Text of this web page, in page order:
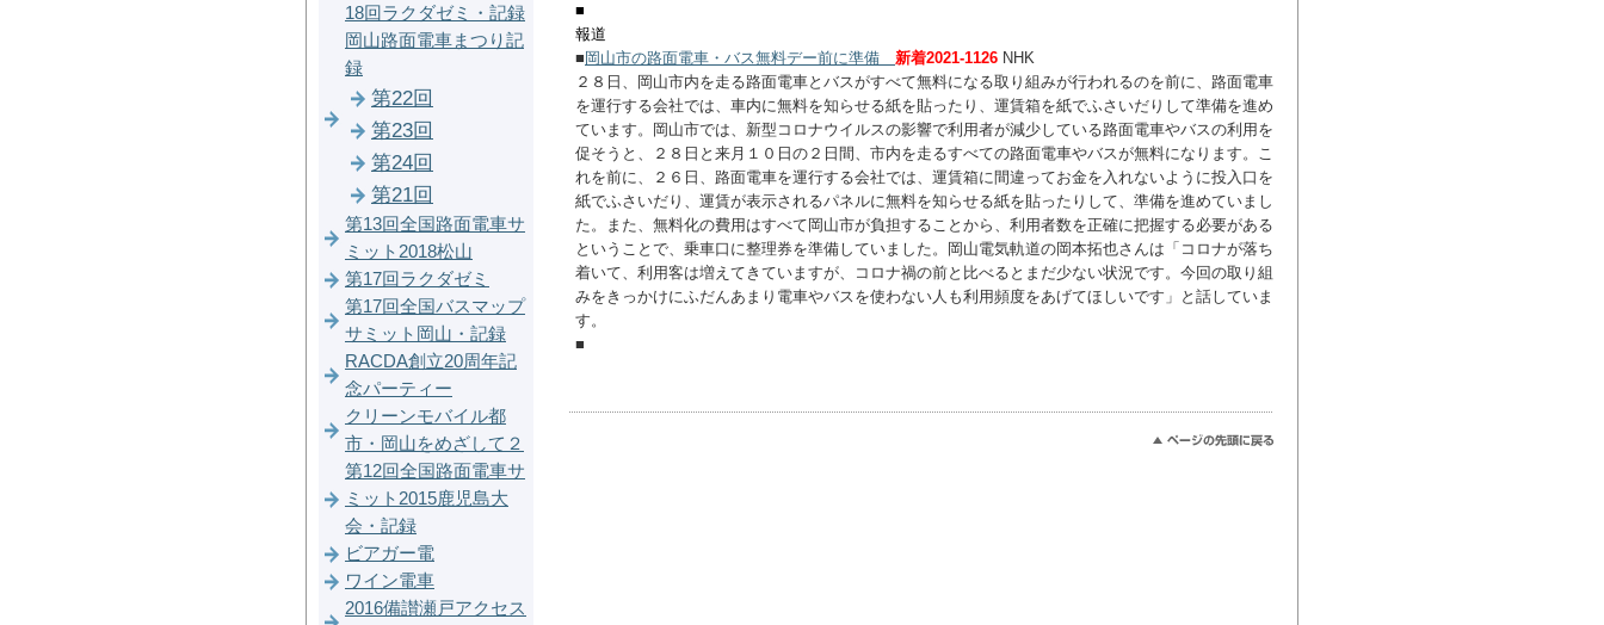
■
報道
■ 岡山市の路面電車・バス無料デー前に準備 新着2021-1126 NHK
２８日、岡山市内を走る路面電車とバスがすべて無料になる取り組みが行われるのを前に、路面電車
を運行する会社では、車内に無料を知らせる紙を貼ったり、運賃箱を紙でふさいだりして準備を進め
ています。岡山市では、新型コロナウイルスの影響で利用者が減少している路面電車やバスの利用を
促そうと、２８日と来月１０日の２日間、市内を走るすべての路面電車やバスが無料になります。こ
れを前に、２６日、路面電車を運行する会社では、運賃箱に間違ってお金を入れないように投入口を
紙でふさいだり、運賃が表示されるパネルに無料を知らせる紙を貼ったりして、準備を進めていまし
た。また、無料化の費用はすべて岡山市が負担することから、利用者数を正確に把握する必要がある
ということで、乗車口に整理券を準備していました。岡山電気軌道の岡本拓也さんは「コロナが落ち
着いて、利用客は増えてきていますが、コロナ禍の前と比べるとまだ少ない状況です。今回の取り組
みをきっかけにふだんあまり電車やバスを使わない人も利用頻度をあげてほしいです」と話していま
す。
■
18回ラクダゼミ・記録
岡山路面電車まつり記
録
第22回
第23回
第24回
第21回
第13回全国路面電車サ
ミット2018松山
第17回ラクダゼミ
第17回全国バスマップ
サミット岡山・記録
RACDA創立20周年記
念パーティー
クリーンモバイル都
市・岡山をめざして２
第12回全国路面電車サ
ミット2015鹿児島大
会・記録
ビアガー電
ワイン電車
2016備讃瀬戸アクセス